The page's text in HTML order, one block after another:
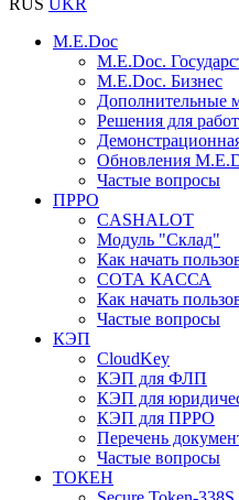
RUS UKR
M.E.Doc
M.E.Doc.
M.E.Doc. Бизнес
Дополнительные
Решения для
Обновления
Частые вопросы
ПРРО
CASHALOT
Модуль "Склад"
Как начать
СОТА КАCСА
Как начать
Частые вопросы
КЭП
CloudKey
КЭП для ФЛП
КЭП для
КЭП для ПРРО
Перечень
Частые вопросы
ТОКЕН